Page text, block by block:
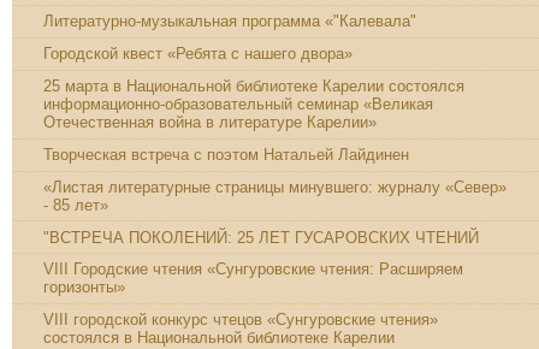
Литературно-музыкальная программа «"Калевала"
Городской квест «Ребята с нашего двора»
25 марта в Национальной библиотеке Карелии состоялся
информационно-образовательный семинар «Великая
Отечественная война в литературе Карелии»
Творческая встреча с поэтом Натальей Лайдинен
«Листая литературные страницы минувшего: журналу «Север»
- 85 лет»
"ВСТРЕЧА ПОКОЛЕНИЙ: 25 ЛЕТ ГУСАРОВСКИХ ЧТЕНИЙ
VIII Городские чтения «Сунгуровские чтения: Расширяем
горизонты»
VIII городской конкурс чтецов «Сунгуровские чтения»
состоялся в Национальной библиотеке Карелии